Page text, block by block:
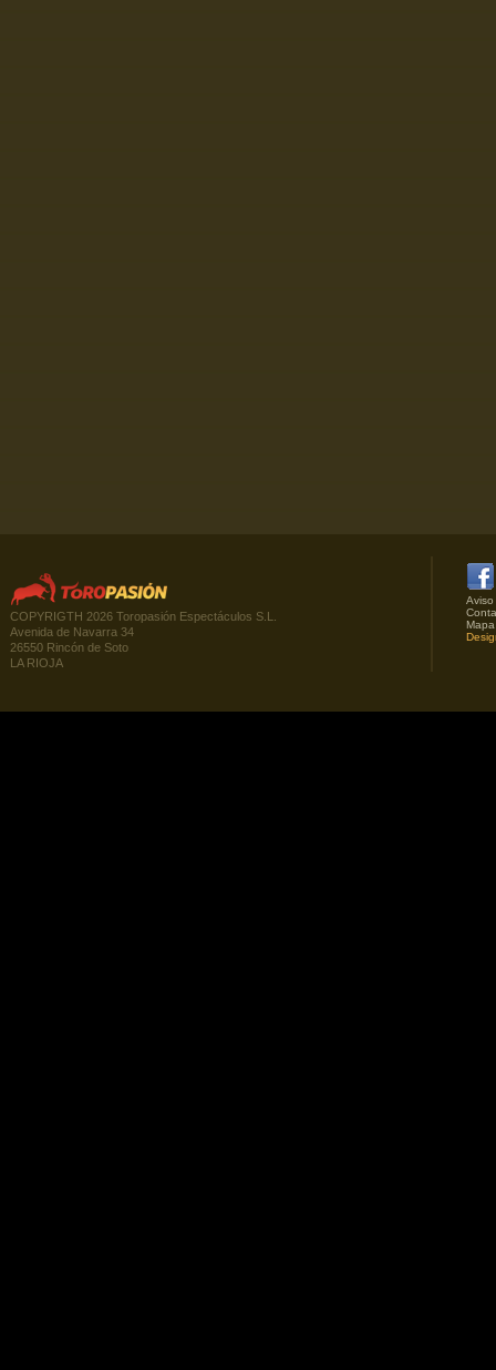
COPYRIGTH 2026 Toropasión Espectáculos S.L.
Avenida de Navarra 34
26550 Rincón de Soto
LA RIOJA